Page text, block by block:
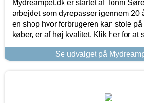
Mydreampet.dk er startet af Tonni
arbejdet som dyrepasser igennem 20
en shop hvor forbrugeren kan stole
køber, er af høj kvalitet. Klik her for at
Se udvalget på